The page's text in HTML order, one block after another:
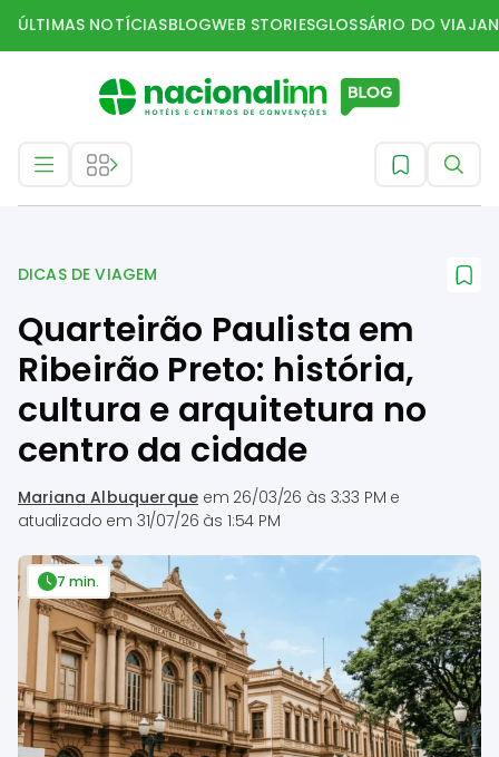
ÚLTIMAS NOTÍCIASBLOGWEB STORIESGLOSSÁRIO DO
DICAS DE VIAGEM
Quarteirão Paulista em
Ribeirão Preto: história,
cultura e arquitetura no
centro da cidade
Mariana Albuquerque em 26/03/26 às 3:33 PM e
atualizado em 31/07/26 às 1:54 PM
7 min.